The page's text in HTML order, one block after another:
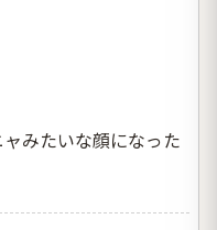
みたいな顔になった